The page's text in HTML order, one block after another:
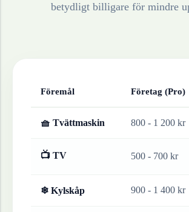
betydligt billigare för mindre
Föremål Företag (Pro)
🧺 Tvättmaskin 800 - 1 200 kr
📺 TV 500 - 700 kr
❄ Kylskåp 900 - 1 400 kr